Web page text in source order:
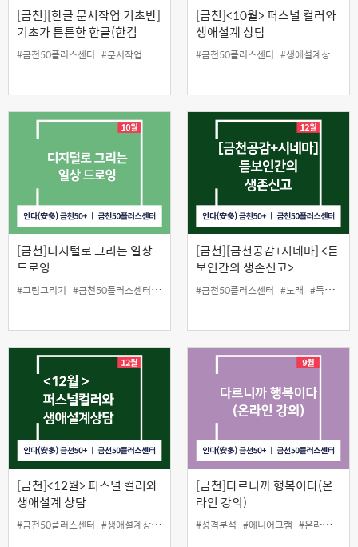
[금천][한글 문서작업 기초반]
기초가 튼튼한 한글(한컴
2018)
#금천50플러스센터 #문서작업 #원데이클래스 #한컴2018
[금천]<10월> 퍼스널 컬러와
생애설계 상담
#금천50플러스센터 #생애설계상담
[금천]디지털로 그리는 일상
드로잉
#그림그리기 #금천50플러스센터 #디지털드로잉 #인생설계 #태블릿
[금천][금천공감+시네마] <듣
보인간의 생존신고>
#금천50플러스센터 #노래 #독립영화
[금천]<12월> 퍼스널 컬러와
생애설계 상담
#금천50플러스센터 #생애설계상담 #인생설계 #퍼스널컬러
[금천]다르니까 행복이다(온
라인 강의)
#성격분석 #에니어그램 #온라인